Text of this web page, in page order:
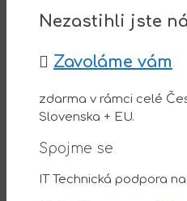
Nezastihli jste
Zavoláme vám
zdarma v rámci celé
Slovenska + EU.
Spojme se
IT Technická podpora